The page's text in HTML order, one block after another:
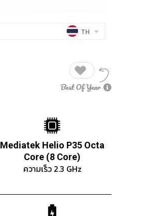
TH
Mediatek Helio P35 Octa
Core (8 Core)
ความเร็ว 2.3 GHz